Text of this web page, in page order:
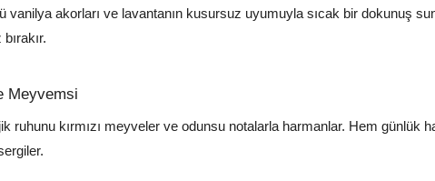
akorları ve lavantanın kusursuz uyumuyla sıcak bir dokunuş
Meyvemsi
ruhunu kırmızı meyveler ve odunsu notalarla harmanlar. Hem günlük